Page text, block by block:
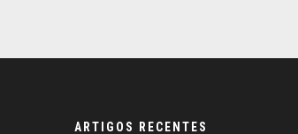
ARTIGOS RECENTES